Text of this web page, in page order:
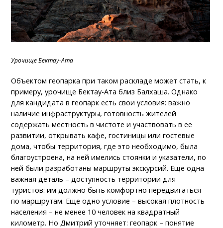
Урочище Бектау-Ата
Объектом геопарка при таком раскладе может стать, к
примеру, урочище Бектау-Ата близ Балхаша. Однако
для кандидата в геопарк есть свои условия: важно
наличие инфраструктуры, готовность жителей
содержать местность в чистоте и участвовать в ее
развитии, открывать кафе, гостиницы или гостевые
дома, чтобы территория, где это необходимо, была
благоустроена, на ней имелись стоянки и указатели, по
ней были разработаны маршруты экскурсий. Еще одна
важная деталь – доступность территории для
туристов: им должно быть комфортно передвигаться
по маршрутам. Еще одно условие – высокая плотность
населения – не менее 10 человек на квадратный
километр. Но Дмитрий уточняет: геопарк – понятие